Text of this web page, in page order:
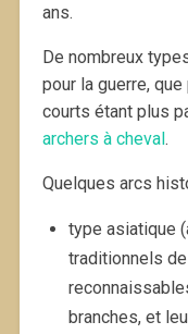
ans.
De nombreux
pour la guerre,
courts étant plus
archers à cheval.
Quelques arcs
type asiatique
traditionnels
branches, et